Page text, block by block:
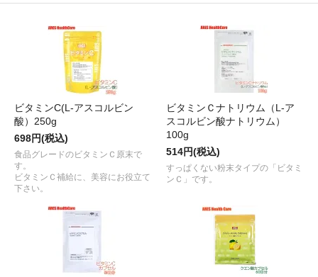
ビタミンC(L-アスコルビン
酸）250g
698円(税込)
食品グレードのビタミンＣ原末で
す。
ビタミンＣ補給に、美容にお役立て
下さい。
ビタミンＣナトリウム（L-ア
スコルビン酸ナトリウム）
100g
514円(税込)
すっぱくない粉末タイプの「ビタミ
ンＣ」です。